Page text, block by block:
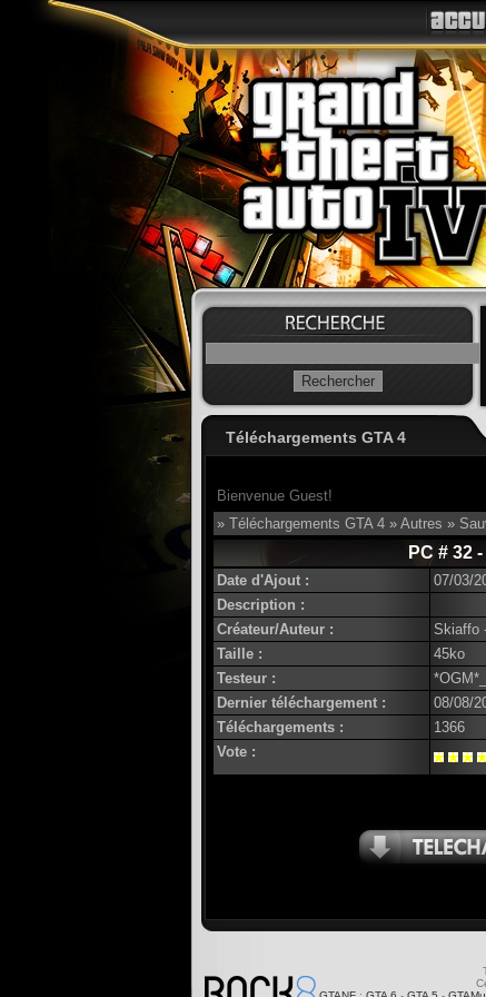
Téléchargements GTA 4
Bienvenue Guest!
» Téléchargements GTA 4 » Autres »
PC # 32
Date d'Ajout :
07/03/
Description :
Créateur/Auteur :
Skiaffo
Taille :
45ko
Testeur :
Dernier téléchargement :
08/08/
Téléchargements :
1366
Vote :